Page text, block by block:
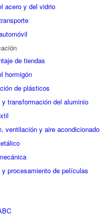
acero y del vidrio
de tiendas
hormigón
de plásticos
y transformación del aluminio
ventilación y aire acondicionado
y procesamiento de películas